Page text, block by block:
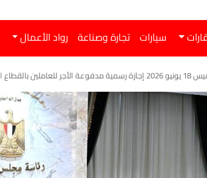
سيارات تجارة وصناعة رواد الأعمال
بالقطاع الخاص